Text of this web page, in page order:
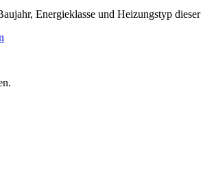
Energieklasse und Heizungstyp